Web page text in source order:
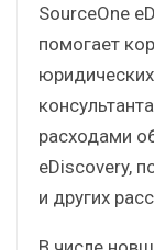
SourceOne
помогает
расходами
eDiscovery,
и других